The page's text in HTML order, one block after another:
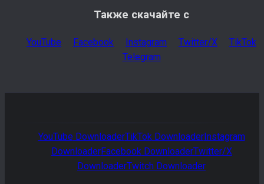
Также скачайте с
YouTube Facebook Instagram Twitter/X
TikTok
Telegram
YouTube DownloaderTikTokDownloaderInstagram
DownloaderFacebookDownloaderTwitter/X
DownloaderTwitch Downloader